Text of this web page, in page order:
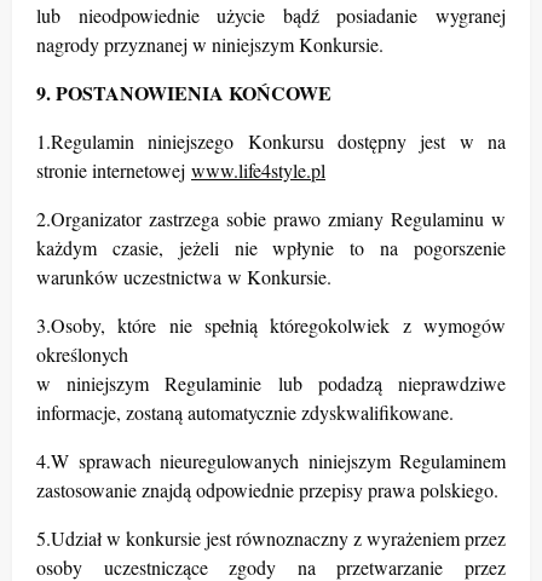
lub nieodpowiednie użycie bądź posiadanie wygranej
nagrody przyznanej w niniejszym Konkursie.
9. POSTANOWIENIA KOŃCOWE
1.Regulamin niniejszego Konkursu dostępny jest w na
stronie internetowej www.life4style.pl
2.Organizator zastrzega sobie prawo zmiany Regulaminu w
każdym czasie, jeżeli nie wpłynie to na pogorszenie
warunków uczestnictwa w Konkursie.
3.Osoby, które nie spełnią któregokolwiek z wymogów
określonych
w niniejszym Regulaminie lub podadzą nieprawdziwe
informacje, zostaną automatycznie zdyskwalifikowane.
4.W sprawach nieuregulowanych niniejszym Regulaminem
zastosowanie znajdą odpowiednie przepisy prawa polskiego.
5.Udział w konkursie jest równoznaczny z wyrażeniem przez
osoby uczestniczące zgody na przetwarzanie przez